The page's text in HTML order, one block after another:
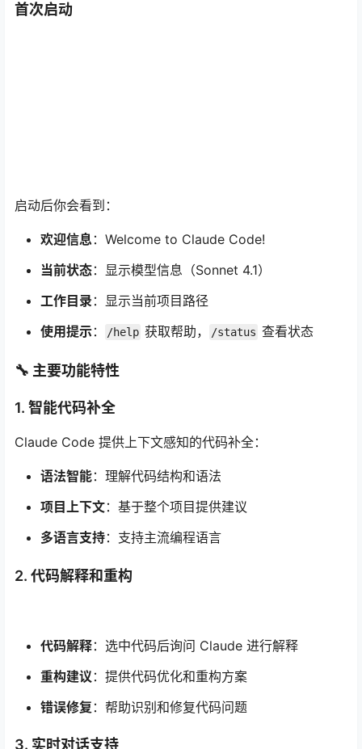
首次启动
启动后你会看到：
欢迎信息：Welcome to Claude Code!
当前状态：显示模型信息（Sonnet 4.1）
工作目录 ：显示当前项目路径
使用提示： /help 获取帮助， /status 查看状态
🔧 主要功能特性
1. 智能代码补全
Claude Code 提供上下文感知的代码补全：
语法智能：理解代码结构和语法
项目上下文：基于整个项目提供建议
多语言支持：支持主流编程语言
2. 代码解释和重构
代码解释：选中代码后询问 Claude 进行解释
重构建议 ：提供代码优化和重构方案
错误修复 ：帮助识别和修复代码问题
3. 实时对话支持